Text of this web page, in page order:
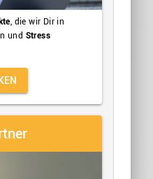
, die wir Dir in
und Stress